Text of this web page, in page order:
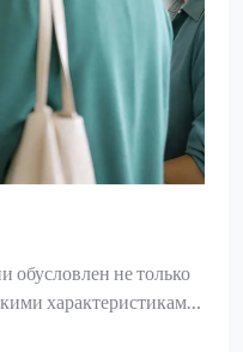
обусловлен не только
характеристиками
комплексными